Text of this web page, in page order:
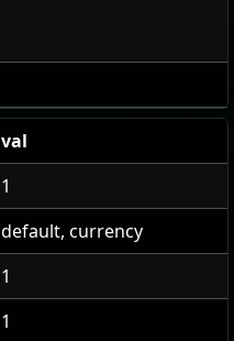
val
1
default, currency
1
1